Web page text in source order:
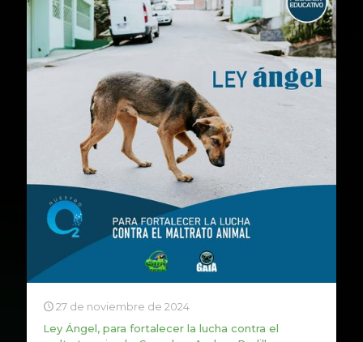
27 de noviembre de 2024
Ley Ángel, para fortalecer la lucha contra el